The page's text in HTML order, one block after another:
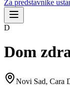
Za predstavnike
D
Dom
Novi Sad, Cara